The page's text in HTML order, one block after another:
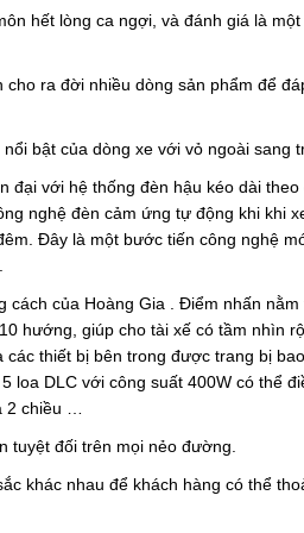
hết lòng ca ngợi, và đánh giá là
ra đời nhiều dòng sản phẩm để
bật của dòng xe với vỏ ngoài sang
đại với hệ thống đèn hậu kéo dài
nghệ đèn cảm ứng tự động khi khi
Đây là một bước tiến công nghệ
cách của Hoàng Gia . Điểm nhấn
hướng, giúp cho tài xế có tầm nhìn
thiết bị bên trong được trang bị
loa DLC với công suất 400W có thể
2 chiều …
tuyệt đối trên mọi nẻo đường.
khác nhau để khách hàng có thể